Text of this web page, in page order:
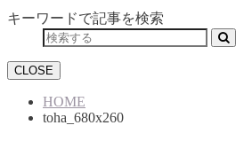
キーワードで記事を検索
CLOSE
HOME
toha_680x260